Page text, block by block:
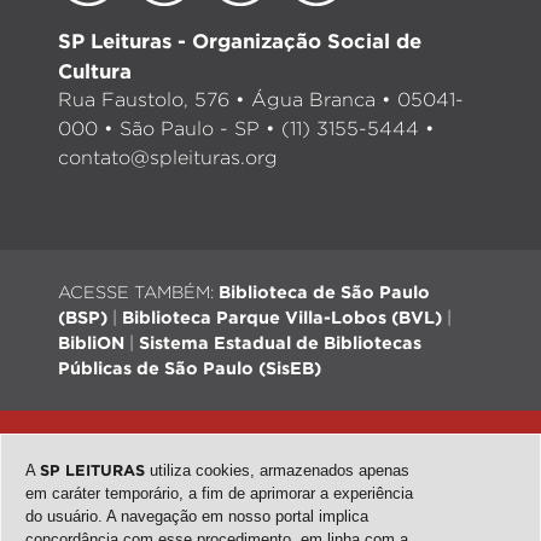
SP Leituras - Organização Social de
Cultura
Rua Faustolo, 576 • Água Branca • 05041-
000 • São Paulo - SP • (11) 3155-5444 •
contato@spleituras.org
ACESSE TAMBÉM: Biblioteca de São Paulo
(BSP)
Biblioteca Parque Villa-Lobos (BVL)
BibliON
Sistema Estadual de Bibliotecas
Públicas de São Paulo (SisEB)
QubeDesign
| Arte: Passarim db
A SP LEITURAS utiliza cookies, armazenados apenas
em caráter temporário, a fim de aprimorar a experiência
do usuário. A navegação em nosso portal implica